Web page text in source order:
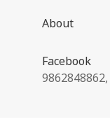
About
Facebook
9862848862,